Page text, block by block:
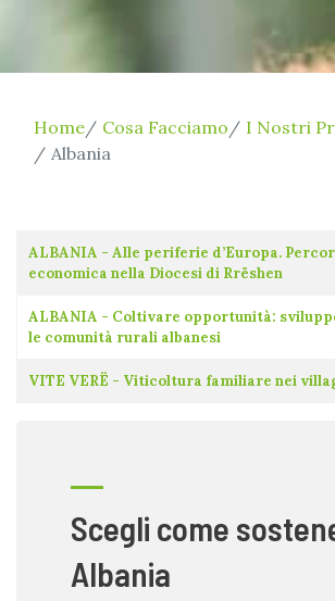
Home Cosa Facciamo
I Nostri
Albania
Titolo
ALBANIA - Alle periferie d’Europa.
economica nella Diocesi di Rrëshen
ALBANIA - Coltivare opportunità:
le comunità rurali albanesi
VITE VERË - Viticoltura familiare nei
Scegli come
Albania